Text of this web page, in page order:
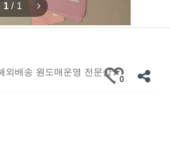
1 / 1
외배송 원도매운영 전문샵★
0